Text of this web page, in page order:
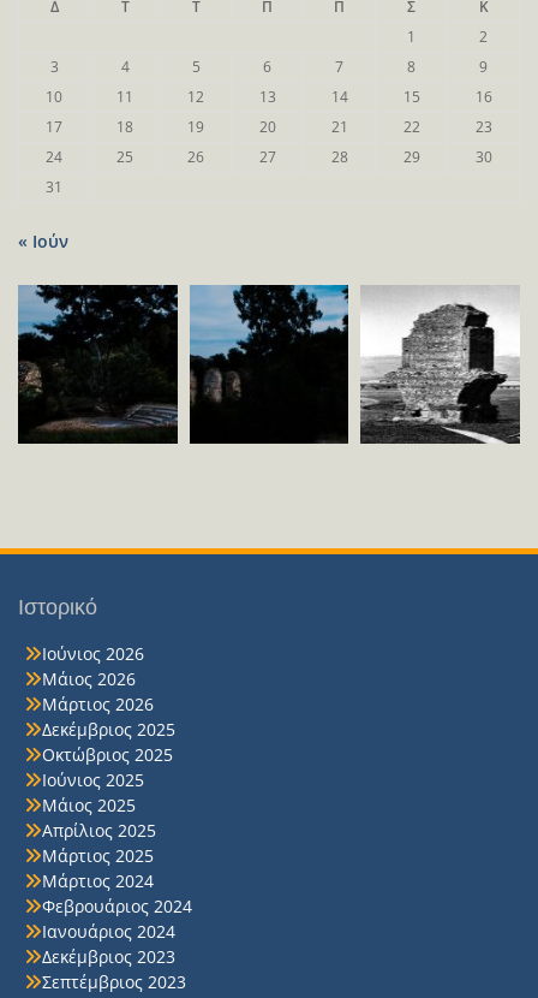
Δ Τ Τ Π Π Σ
Κ
1
2
3
4 5 6 7 8
9
10
11 12 13 14 15
16
17
18 19 20 21 22
23
24
25 26 27 28 29
30
31
« Ιούν
Ιστορικό
Ιούνιος 2026
Μάιος 2026
Μάρτιος 2026
Δεκέμβριος 2025
Οκτώβριος 2025
Ιούνιος 2025
Μάιος 2025
Απρίλιος 2025
Μάρτιος 2025
Μάρτιος 2024
Φεβρουάριος 2024
Ιανουάριος 2024
Δεκέμβριος 2023
Σεπτέμβριος 2023